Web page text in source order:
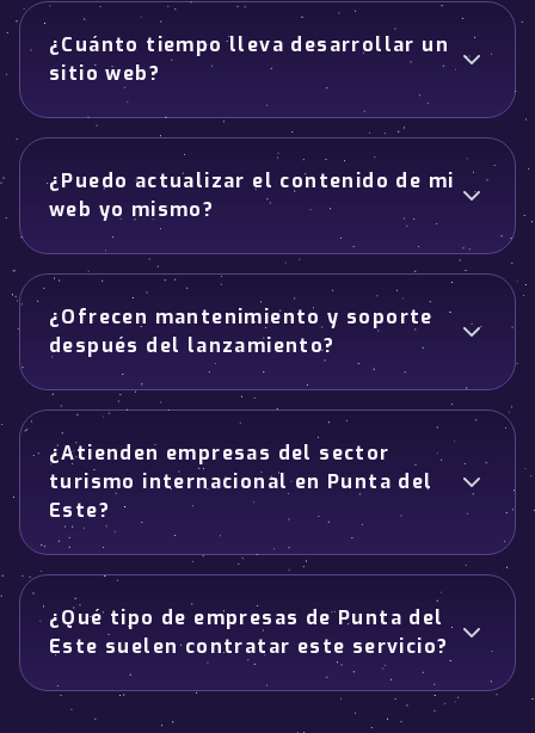
¿Cuánto tiempo lleva desarrollar un
sitio web?
¿Puedo actualizar el contenido de mi
web yo mismo?
¿Ofrecen mantenimiento y soporte
después del lanzamiento?
¿Atienden empresas del sector
turismo internacional en Punta del
Este?
¿Qué tipo de empresas de Punta del
Este suelen contratar este servicio?